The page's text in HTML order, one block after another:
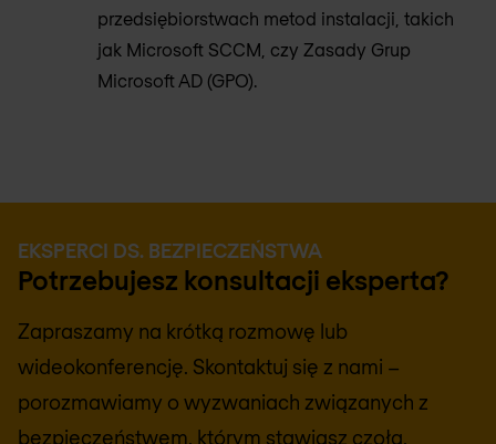
przedsiębiorstwach metod instalacji, takich
jak Microsoft SCCM, czy Zasady Grup
Microsoft AD (GPO).
EKSPERCI DS. BEZPIECZEŃSTWA
Potrzebujesz konsultacji eksperta?
Zapraszamy na krótką rozmowę lub
wideokonferencję. Skontaktuj się z nami –
porozmawiamy o wyzwaniach związanych z
bezpieczeństwem, którym stawiasz czoła,